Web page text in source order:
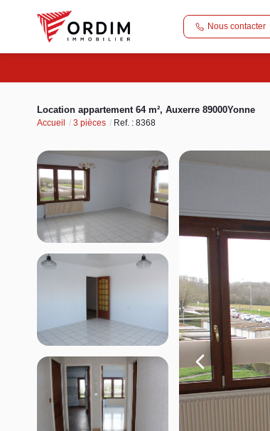
Nous contacter
Location appartement 64 m², Auxerre 89000Yonne
Accueil 3 pièces Ref. : 8368